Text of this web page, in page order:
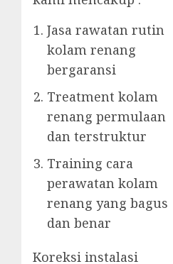
Jasa rawatan rutin
kolam renang
bergaransi
Treatment kolam
renang permulaan
dan terstruktur
Training cara
perawatan kolam
renang yang bagus
dan benar
Koreksi instalasi